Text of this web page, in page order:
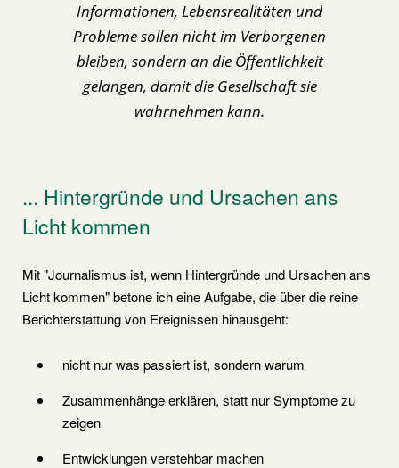
Informationen, Lebensrealitäten und
Probleme sollen nicht im Verborgenen
bleiben, sondern an die Öffentlichkeit
gelangen, damit die Gesellschaft sie
wahrnehmen kann.
... Hintergründe und Ursachen ans
Licht kommen
Mit "Journalismus ist, wenn Hintergründe und Ursachen ans
Licht kommen" betone ich eine Aufgabe, die über die reine
Berichterstattung von Ereignissen hinausgeht:
nicht nur was passiert ist, sondern warum
Zusammenhänge erklären, statt nur Symptome zu
zeigen
Entwicklungen verstehbar machen